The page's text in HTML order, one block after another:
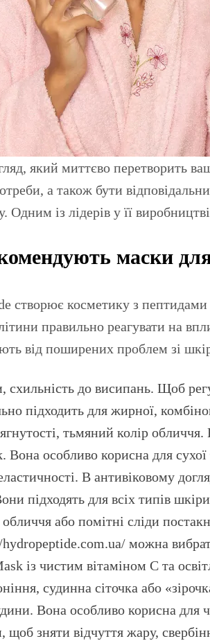
а також бути
Одним із лідерів у її
маски
створює косметику з
правильно реагувати на
від поширених проблем зі
до висипань. Щоб
підходить для жирної,
тьмяний колір
особливо корисна для сухої
В антивіковому
підходять для всіх типів
або помітні сліди
можна
із чистим вітаміном C та
судинна сіточка або
Вона особливо корисна для
зняти відчуття жару,